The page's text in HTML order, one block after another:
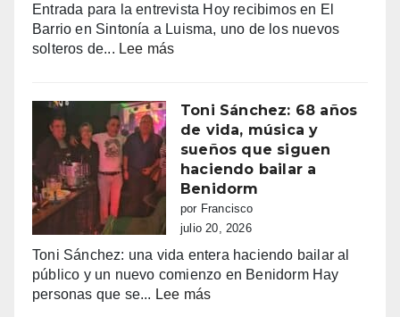
ilegales:
primeras
de
100.000
euros
recaudados”
Entrada para la entrevista Hoy recibimos en El
Barrio en Sintonía a Luisma, uno de los nuevos
solteros de... Lee más:
el
amor
en
Tele5
Toni Sánchez: 68 años
de vida, música y
sueños que siguen
haciendo bailar a
Benidorm
por Francisco
julio 20, 2026
Toni Sánchez: una vida entera haciendo bailar al
público y un nuevo comienzo en Benidorm Hay
personas que se... Lee más: